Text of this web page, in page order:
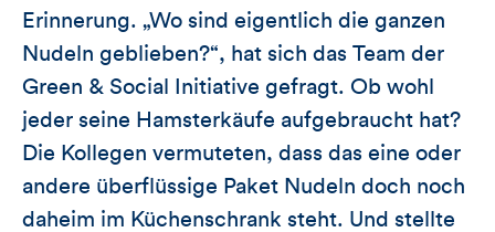
Erinnerung. „Wo sind eigentlich die ganzen
Nudeln geblieben?“, hat sich das Team der
Green & Social Initiative gefragt. Ob wohl
jeder seine Hamsterkäufe aufgebraucht hat?
Die Kollegen vermuteten, dass das eine oder
andere überflüssige Paket Nudeln doch noch
daheim im Küchenschrank steht. Und stellte